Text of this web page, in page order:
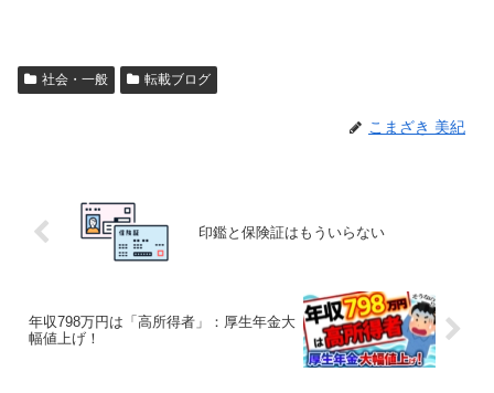
社会・一般 転載ブログ
こまざき 美紀
印鑑と保険証はもういらない
年収798万円は「高所得者」：厚生年金大
幅値上げ！